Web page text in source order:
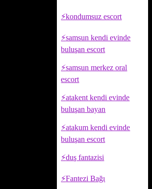
kondumsuz escort
samsun kendi evinde
buluşan escort
samsun merkez oral
escort
atakent kendi evinde
buluşan bayan
atakum kendi evinde
buluşan escort
duş fantazisi
Fantezi Bağı